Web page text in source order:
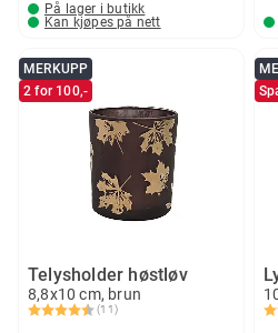
På lager i butikk
Kan kjøpes på nett
MERKUPP
2 for 100,-
Telysholder høstløv
8,8x10 cm, brun
Karakter:
(11)
4.9 av 5 mulige